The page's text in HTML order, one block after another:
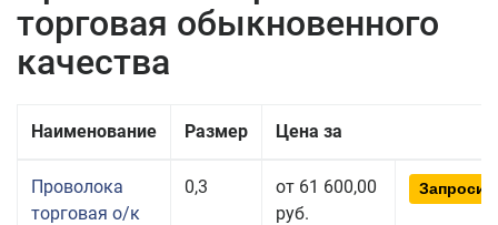
торговая обыкновенного
качества
Наименование Размер Цена за
Проволока
торговая о/к
0,3
от 61 600,00
руб.